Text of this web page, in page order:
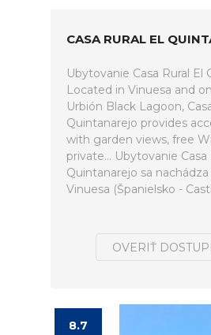
CASA RURAL EL
Ubytovanie Casa Rural El
Located in Vinuesa and
Urbión Black Lagoon,
Quintanarejo provides
with garden views, free
private... Ubytovanie Casa
Quintanarejo sa
Vinuesa (Španielsko -
OVERIŤ
8.7